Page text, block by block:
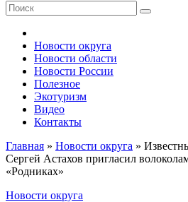
Новости округа
Новости области
Новости России
Полезное
Экотуризм
Видео
Контакты
Главная » Новости округа »
Сергей Астахов пригласил
«Родниках»
Новости округа